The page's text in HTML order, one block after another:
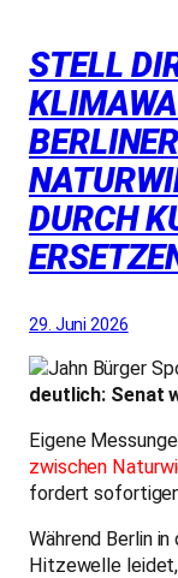
STELL
DURCH
29. Juni 2026
deutlich: Senat
Eigene
zwischen
fordert
Während Berlin
Hitzewelle